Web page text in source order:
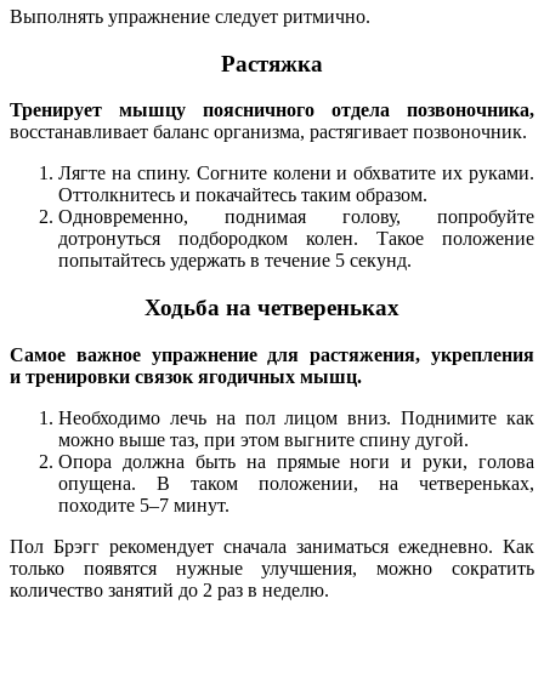
Выполнять упражнение следует ритмично.
Растяжка
Тренирует мышцу поясничного отдела позвоночника,
восстанавливает баланс организма, растягивает позвоночник.
Лягте на спину. Согните колени и обхватите их руками.
Оттолкнитесь и покачайтесь таким образом.
Одновременно, поднимая голову, попробуйте
дотронуться подбородком колен. Такое положение
попытайтесь удержать в течение 5 секунд.
Ходьба на четвереньках
Самое важное упражнение для растяжения, укрепления
и тренировки связок ягодичных мышц.
Необходимо лечь на пол лицом вниз. Поднимите как
можно выше таз, при этом выгните спину дугой.
Опора должна быть на прямые ноги и руки, голова
опущена. В таком положении, на четвереньках,
походите 5–7 минут.
Пол Брэгг рекомендует сначала заниматься ежедневно. Как
только появятся нужные улучшения, можно сократить
количество занятий до 2 раз в неделю.